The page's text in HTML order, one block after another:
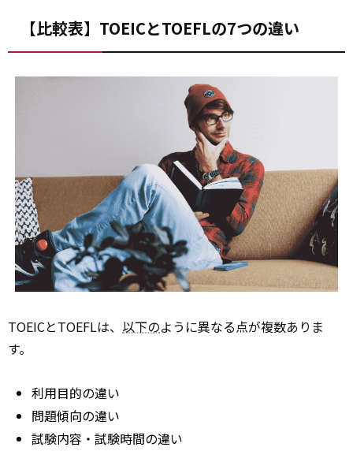
【比較表】TOEICとTOEFLの7つの違い
TOEICとTOEFLは、 以下のように異なる点が複数ありま
す。
利用目的の違い
問題傾向の違い
試験内容・試験時間の違い